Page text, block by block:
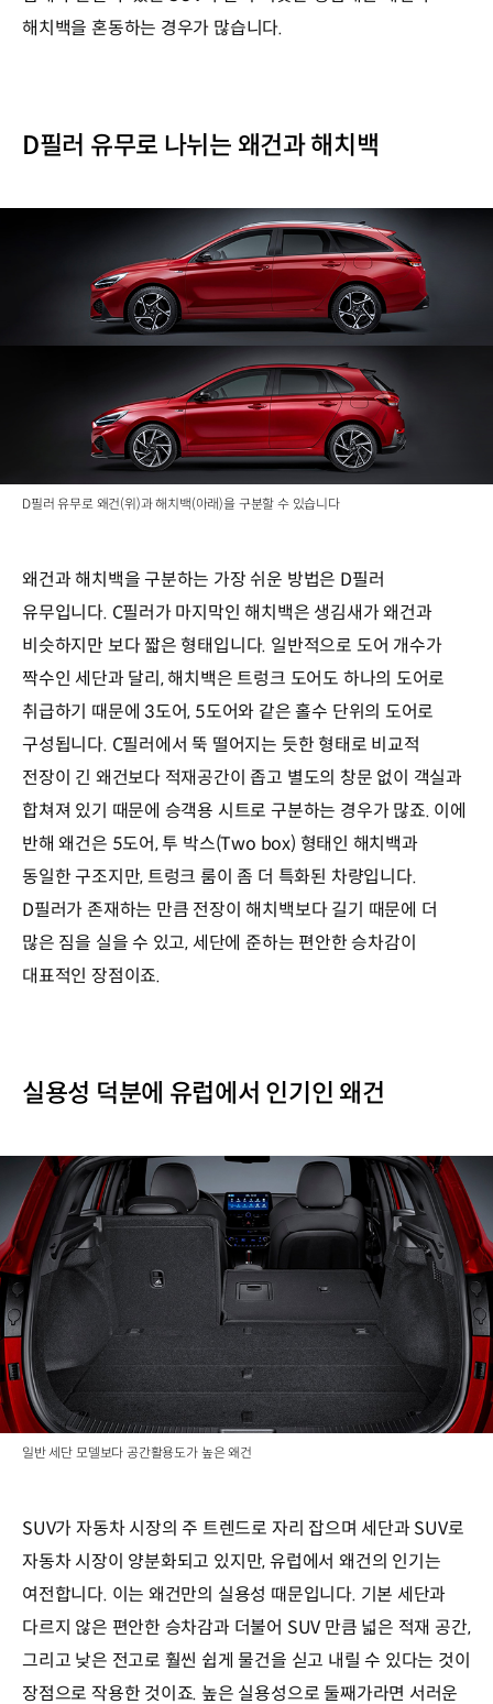
해치백을 혼동하는 경우가 많습니다.
D필러 유무로 나뉘는 왜건과 해치백
D필러 유무로 왜건(위)과 해치백(아래)을 구분할 수 있습니다
왜건과 해치백을 구분하는 가장 쉬운 방법은 D필러
유무입니다. C필러가 마지막인 해치백은 생김새가 왜건과
비슷하지만 보다 짧은 형태입니다. 일반적으로 도어 개수가
짝수인 세단과 달리, 해치백은 트렁크 도어도 하나의 도어로
취급하기 때문에 3도어, 5도어와 같은 홀수 단위의 도어로
구성됩니다. C필러에서 뚝 떨어지는 듯한 형태로 비교적
전장이 긴 왜건보다 적재공간이 좁고 별도의 창문 없이 객실과
합쳐져 있기 때문에 승객용 시트로 구분하는 경우가 많죠. 이에
반해 왜건은 5도어, 투 박스(Two box) 형태인 해치백과
동일한 구조지만, 트렁크 룸이 좀 더 특화된 차량입니다.
D필러가 존재하는 만큼 전장이 해치백보다 길기 때문에 더
많은 짐을 실을 수 있고, 세단에 준하는 편안한 승차감이
대표적인 장점이죠.
실용성 덕분에 유럽에서 인기인 왜건
일반 세단 모델보다 공간활용도가 높은 왜건
SUV가 자동차 시장의 주 트렌드로 자리 잡으며 세단과 SUV로
자동차 시장이 양분화되고 있지만, 유럽에서 왜건의 인기는
여전합니다. 이는 왜건만의 실용성 때문입니다. 기본 세단과
다르지 않은 편안한 승차감과 더불어 SUV 만큼 넓은 적재 공간,
그리고 낮은 전고로 훨씬 쉽게 물건을 싣고 내릴 수 있다는 것이
장점으로 작용한 것이죠. 높은 실용성으로 둘째가라면 서러운